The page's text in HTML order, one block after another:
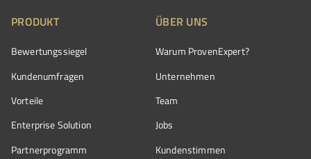
PRODUKT
Bewertungssiegel
Kundenumfragen
Vorteile
Enterprise Solution
Partnerprogramm
ÜBER UNS
Warum ProvenExpert?
Unternehmen
Team
Jobs
Kundenstimmen